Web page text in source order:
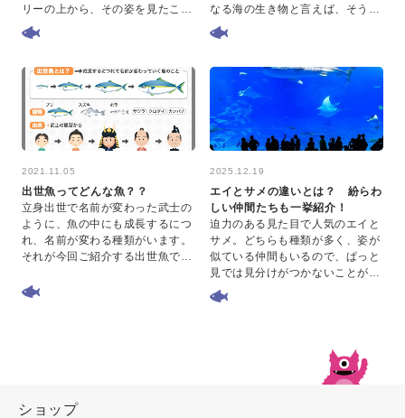
リーの上から、その姿を見たこと
がある方もいるでしょう。 トビウ
オが魚でありながら空中を飛べる
なる海の生き物と言えば、そう、
クラゲ。 水族館で見たことがある
方も多いかと思いますが、クラゲ
2021.11.05
出世魚ってどんな魚？？
立身出世で名前が変わった武士の
ように、魚の中にも成長するにつ
れ、名前が変わる種類がいます。
それが今回ご紹介する出世魚で
代表的なブリ・スズキ・ボラの名
2025.12.19
エイとサメの違いとは？ 紛らわ
しい仲間たちも一挙紹介！
迫力のある見た目で人気のエイと
サメ。どちらも種類が多く、姿が
似ている仲間もいるので、ぱっと
見では見分けがつかないことがあ
ります。 また「〇〇ザメ」という
名前なのにエイだったり、エイで
ショップ